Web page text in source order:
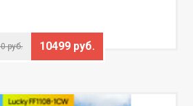
руб. 10499 руб.